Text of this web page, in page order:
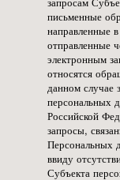
письменные
направленные
отправленные
электронным
относятся
данном случае
персональных
Российской
запросы,
Персональных
ввиду
Субъекта